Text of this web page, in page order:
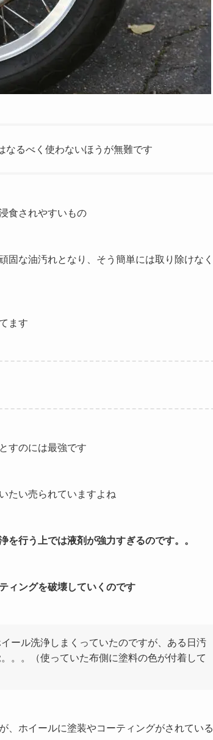
るべく使わないほうが無難です
食されやすいもの
な油汚れとなり、そう簡単には取り除けなく
ます
すのには最強です
たい売られていますよね
を行う上では液剤が強力すぎるのです。。
ィングを破壊していくのです
ール洗浄しまくっていたのですが、ある日汚
。。（使っていた布側に塗料の色が付着して
、ホイールに塗装やコーティングがされている